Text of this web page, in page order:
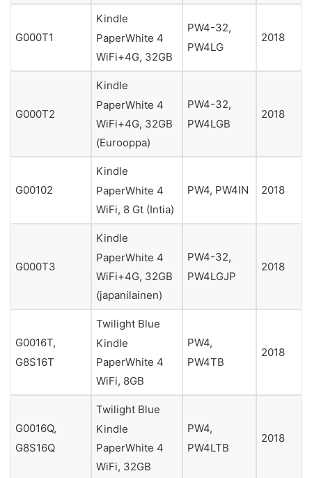
G000T1
Kindle
PaperWhite 4
WiFi+4G, 32GB
PW4-32,
PW4LG
2018
G000T2
Kindle
PaperWhite 4
WiFi+4G, 32GB
(Eurooppa)
PW4-32,
PW4LGB
2018
G00102
Kindle
PaperWhite 4
WiFi, 8 Gt (Intia)
PW4, PW4IN 2018
G000T3
Kindle
PaperWhite 4
WiFi+4G, 32GB
(japanilainen)
PW4-32,
PW4LGJP
2018
G0016T,
G8S16T
Twilight Blue
Kindle
PaperWhite 4
WiFi, 8GB
PW4,
PW4TB
2018
G0016Q,
G8S16Q
Twilight Blue
Kindle
PaperWhite 4
WiFi, 32GB
PW4,
PW4LTB
2018